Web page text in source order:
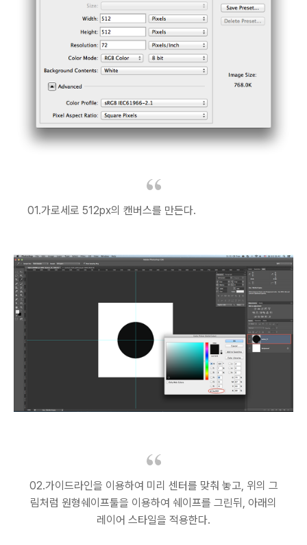
01.가로세로 512px의 캔버스를 만든다.
02.가이드라인을 이용하여 미리 센터를 맞춰 놓고, 위의 그
림처럼 원형쉐이프툴을 이용하여 쉐이프를 그린뒤, 아래의
레이어 스타일을 적용한다.